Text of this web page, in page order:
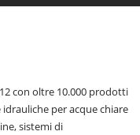
con oltre 10.000 prodotti
per acque chiare
sistemi di